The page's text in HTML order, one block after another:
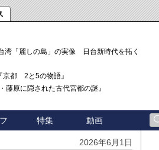
湾「麗しの島」の実像 日台新時代を拓く「3
京都 2と5の物語』
藤原に隠された古代宮都の謎』
特集 動画
2026年6月1日